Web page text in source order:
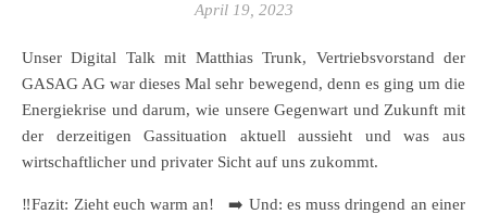
April 19, 2023
Unser Digital Talk mit Matthias Trunk, Vertriebsvorstand der
GASAG AG war dieses Mal sehr bewegend, denn es ging um die
Energiekrise und darum, wie unsere Gegenwart und Zukunft mit
der derzeitigen Gassituation aktuell aussieht und was aus
wirtschaftlicher und privater Sicht auf uns zukommt.
‼️Fazit: Zieht euch warm an! ➡️ Und: es muss dringend an einer